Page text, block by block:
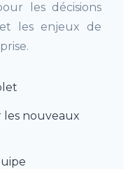
les décisions
les enjeux de
nouveaux